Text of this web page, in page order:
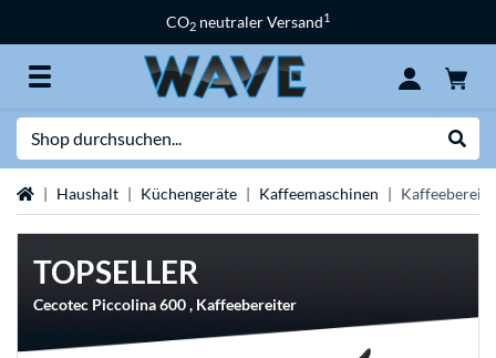
CO2 neutraler Versand1
StartseiteHaushalt Küchengeräte Kaffeemaschinen
TOPSELLER
Cecotec Piccolina 600 , Kaffeebereiter